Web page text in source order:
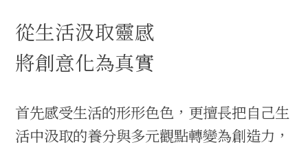
從生活汲取靈感
將創意化為真實
首先感受生活的形形色色，更擅長把自己生
活中汲取的養分與多元觀點轉變為創造力，